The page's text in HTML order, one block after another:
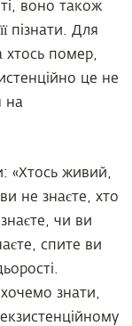
воно також
пізнати. Для
хтось помер,
це не
на
«Хтось живий,
не знаєте, хто
чи ви
спите ви
знати,